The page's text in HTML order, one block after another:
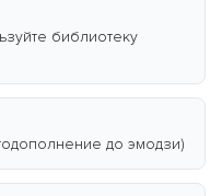
библиотеку
до эмодзи)